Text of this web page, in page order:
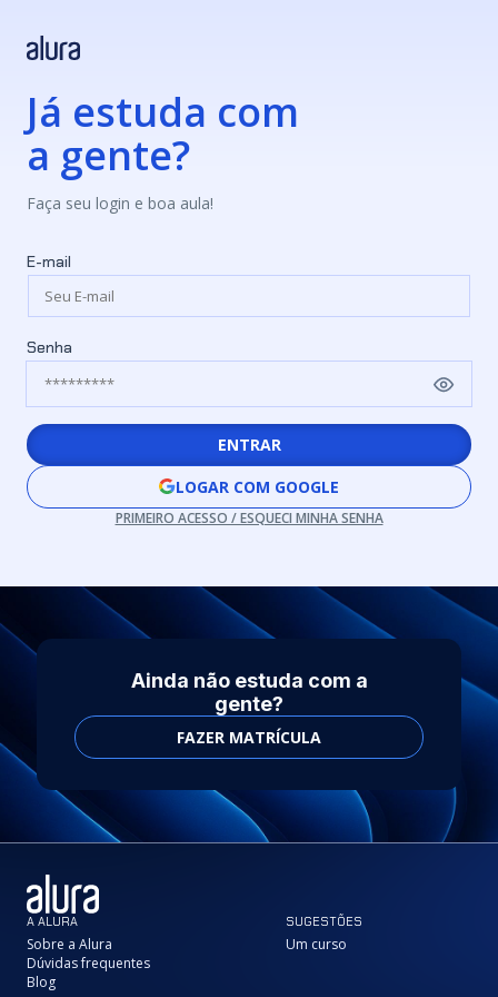
Já estuda com
a gente?
Faça seu login e boa aula!
E-mail
Senha
ENTRAR
LOGAR COM GOOGLE
PRIMEIRO ACESSO / ESQUECI MINHA SENHA
Ainda não estuda com a
gente?
FAZER MATRÍCULA
A ALURA
Sobre a Alura
Dúvidas frequentes
Blog
SUGESTÕES
Um curso